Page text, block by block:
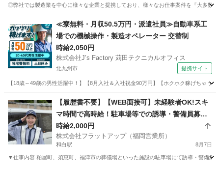
◎弊社では製造業を中心に様々な企業と提携しており、様々なお仕事案件を『大多数
軽作業 ライン
≪寮無料・月収50.5万円・派遣社員≫自動車系工
場での機械操作・製造オペレーター 交替制
時給2,050円
株式会社J’s Factory 苅田テクニカルオフィス
北九州市 提携サイト
【18歳～49歳の男性活躍中！】【8月入社＆入社祝金90万円】【ホクホク稼げちゃ
その他
【履歴書不要】【WEB面接可】未経験者OK!スキ
マ時間で高時給！駐車場等での誘導・警備員募
集！
時給2,000円
株式会社フラットアップ（福岡営業所）
和白駅 8月7日
▼仕事内容 粕屋町、須恵町、福津市の葬儀場といった施設の駐車場にて誘導・警備業